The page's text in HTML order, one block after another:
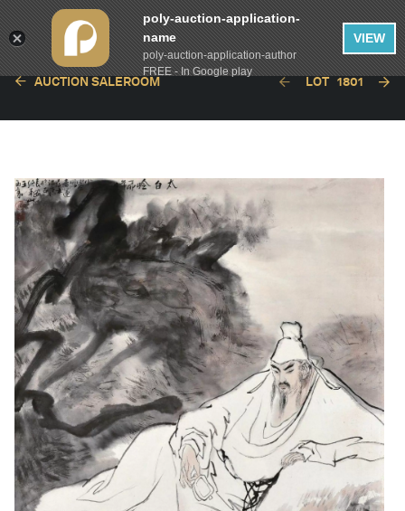
简体中文
AUCTION SALEROOM LOT 1801
poly-auction-application-
name
poly-auction-application-author
FREE - In Google play
VIEW